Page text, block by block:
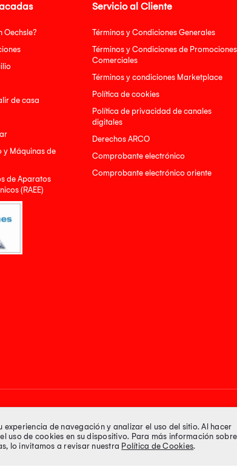
Oechsle?
de casa
y Máquinas de
de Aparatos
(RAEE)
Servicio al Cliente
Términos y Condiciones Generales
Términos y Condiciones de Promociones
Comerciales
Términos y condiciones Marketplace
Política de cookies
Política de privacidad de canales
digitales
Derechos ARCO
Comprobante electrónico
Comprobante electrónico oriente
Medios de pago
experiencia de navegación y analizar el uso del sitio. Al hacer
uso de cookies en su dispositivo. Para más información sobre
lo invitamos a revisar nuestra Política de Cookies.